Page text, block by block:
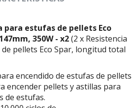
para estufas de pellets Eco
350W - x2(2 x Resistencia
pellets Eco Spar, longitud total
encendido de estufas de pellets
encender pellets y astillas para
de estufas.